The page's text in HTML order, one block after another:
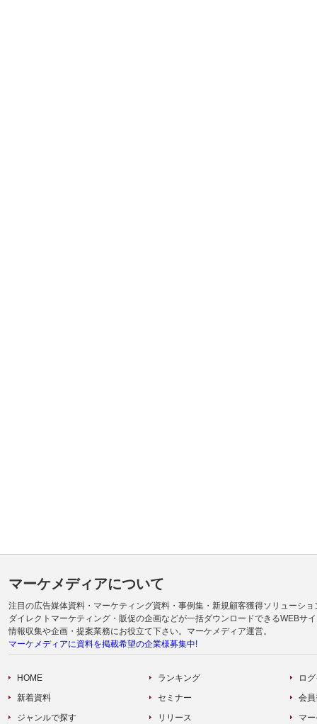
マーケメディアについて
注目の広告媒体資料・マーケティング資料・事例集・新規顧客獲得ソリューショ
ダイレクトマーケティング・販促の企画などが一括ダウンロードできるWEBサ
情報収集や企画・提案業務にお役立て下さい。マーケメディア運営。
マーケメディアに資料を掲載希望の企業様募集中!
HOME
新着資料
ジャンルで探す
ランキング
セミナー
リリース
ロ
会
マ